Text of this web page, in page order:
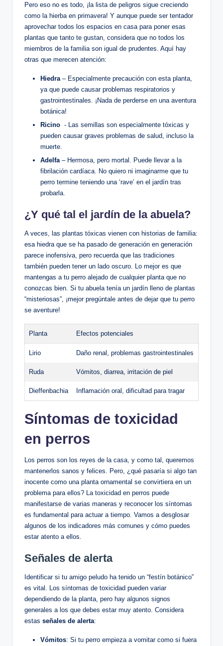
Pero eso⁣ no⁤ es‍ todo,​ ¡la lista de peligros ‌sigue creciendo
como la hierba en primavera!‍ Y ⁤aunque puede ser tentador
aprovechar todos los espacios en casa para poner esas
plantas‌ que ⁢tanto‍ te gustan, considera que​ no todos los
miembros de la​ familia son igual ⁣de prudentes. Aquí hay
otras que merecen atención:
Hiedra – Especialmente precaución con esta planta,
ya que puede causar problemas respiratorios y
gastrointestinales.⁣ ¡Nada ‌de perderse en ⁣una ⁤aventura
botánica!
Ricino ‌ -⁤ Las semillas son especialmente ⁢tóxicas y
pueden causar graves problemas de salud, incluso la
muerte.
Adelfa – Hermosa,⁢ pero mortal. Puede llevar a la
fibrilación cardíaca. No quiero ‌ni⁤ imaginarme ⁤que tu
perro termine teniendo una ‘rave’ ⁤en el jardín tras
probarla.
¿Y qué tal el jardín ​de ‌la abuela?
A veces, las plantas tóxicas vienen​ con​ historias de familia:
esa hiedra que se⁤ ha ⁢pasado de ⁢generación en generación
parece inofensiva,⁣ pero recuerda que las tradiciones
también pueden tener un lado oscuro.⁤ Lo mejor‍ es que
mantengas a tu perro alejado de cualquier planta que no​
conozcas bien. Si ‌tu abuela tenía un jardín lleno de plantas⁣
“misteriosas”,‌ ¡mejor pregúntale antes de dejar que ‍tu ⁢perro
se​ aventure!
Planta Efectos potenciales
Lirio Daño renal, problemas gastrointestinales
Ruda Vómitos, diarrea, ⁤irritación⁢ de piel
Dieffenbachia Inflamación oral, dificultad para⁣ tragar
Síntomas de toxicidad
en perros
Los perros son los reyes⁤ de la‍ casa, y​ como⁣ tal, queremos
mantenerlos sanos‌ y felices. Pero, ¿qué pasaría si algo tan
inocente como una planta ornamental se convirtiera en ‍un
problema para ellos? La ⁢toxicidad⁢ en perros puede
⁣manifestarse de ⁣varias maneras y reconocer los ⁤síntomas
es fundamental para​ actuar a​ tiempo.⁤ Vamos ‌a desglosar
algunos de ​los indicadores más comunes y cómo puedes
estar atento a​ ellos.
Señales de alerta
Identificar si tu amigo peludo ha tenido ​un “festín botánico”
es vital. Los síntomas de ‌toxicidad​ pueden variar
dependiendo de la⁣ planta, pero hay algunos signos
generales ​a‍ los que debes estar ⁤muy‍ atento. Considera
estas⁣ señales de alerta:
Vómitos: ⁤Si tu ⁤perro empieza a vomitar como si ⁢fuera